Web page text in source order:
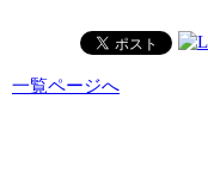
一覧ページへ